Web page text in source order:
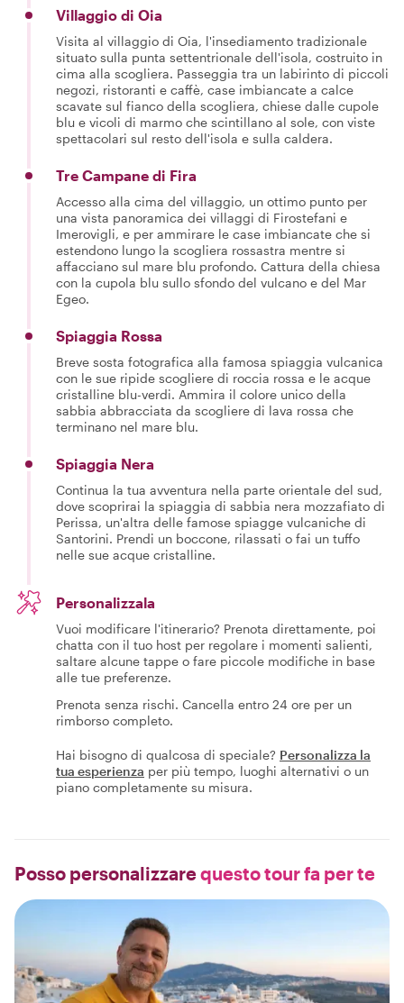
Villaggio di Oia
Visita al villaggio di Oia, l'insediamento tradizionale
situato sulla punta settentrionale dell'isola, costruito in
cima alla scogliera. Passeggia tra un labirinto di piccoli
negozi, ristoranti e caffè, case imbiancate a calce
scavate sul fianco della scogliera, chiese dalle cupole
blu e vicoli di marmo che scintillano al sole, con viste
spettacolari sul resto dell'isola e sulla caldera.
Tre Campane di Fira
Accesso alla cima del villaggio, un ottimo punto per
una vista panoramica dei villaggi di Firostefani e
Imerovigli, e per ammirare le case imbiancate che si
estendono lungo la scogliera rossastra mentre si
affacciano sul mare blu profondo. Cattura della chiesa
con la cupola blu sullo sfondo del vulcano e del Mar
Egeo.
Spiaggia Rossa
Breve sosta fotografica alla famosa spiaggia vulcanica
con le sue ripide scogliere di roccia rossa e le acque
cristalline blu-verdi. Ammira il colore unico della
sabbia abbracciata da scogliere di lava rossa che
terminano nel mare blu.
Spiaggia Nera
Continua la tua avventura nella parte orientale del sud,
dove scoprirai la spiaggia di sabbia nera mozzafiato di
Perissa, un'altra delle famose spiagge vulcaniche di
Santorini. Prendi un boccone, rilassati o fai un tuffo
nelle sue acque cristalline.
Personalizzala
Vuoi modificare l'itinerario? Prenota direttamente, poi
chatta con il tuo host per regolare i momenti salienti,
saltare alcune tappe o fare piccole modifiche in base
alle tue preferenze.
Prenota senza rischi. Cancella entro 24 ore per un
rimborso completo.
Hai bisogno di qualcosa di speciale? Personalizza la
tua esperienza per più tempo, luoghi alternativi o un
piano completamente su misura.
Posso personalizzarequesto tour fa per te